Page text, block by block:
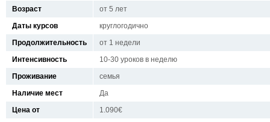
Возраст
от 5 лет
Даты курсов
круглогодично
Продолжительность
от 1 недели
Интенсивность
10-30 уроков в неделю
Проживание
семья
Наличие мест
Да
Цена от
1.090€